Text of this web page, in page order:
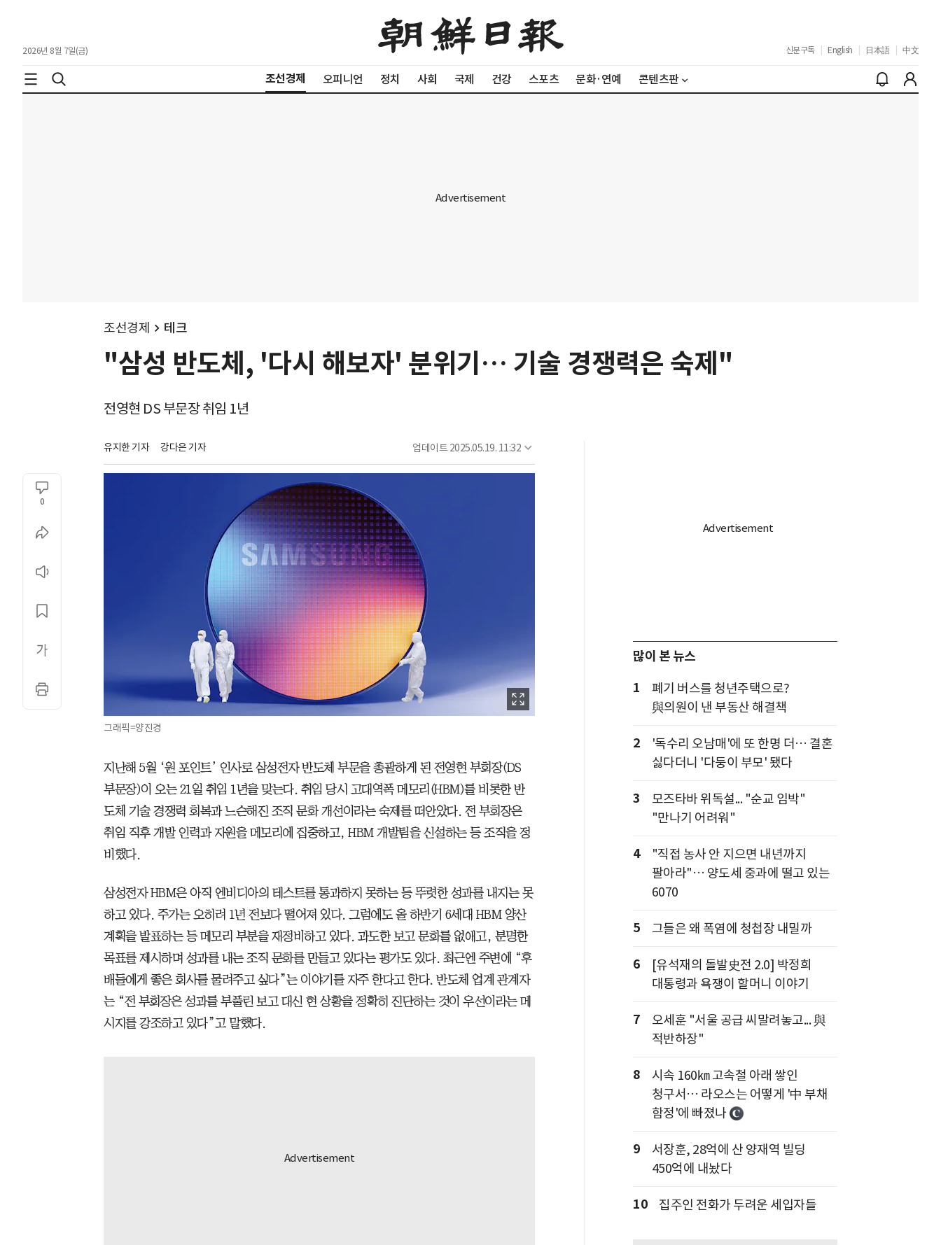
2026년 8월 7일(금) 신문구독 English 日本語 中文
조선경제 오피니언 정치 사회 국제 건강 스포츠 문화·연예 콘텐츠판
조선경제 테크
"삼성 반도체, '다시 해보자' 분위기… 기술 경쟁력은 숙제"
전영현 DS 부문장 취임 1년
유지한 기자 강다은 기자 업데이트 2025.05.19. 11:32
0
그래픽=양진경
지난해 5월 ‘원 포인트’ 인사로 삼성전자 반도체 부문을 총괄하게 된 전영현 부회장(DS
부문장)이 오는 21일 취임 1년을 맞는다. 취임 당시 고대역폭 메모리(HBM)를 비롯한 반
도체 기술 경쟁력 회복과 느슨해진 조직 문화 개선이라는 숙제를 떠안았다. 전 부회장은
취임 직후 개발 인력과 자원을 메모리에 집중하고, HBM 개발팀을 신설하는 등 조직을 정
비했다.
삼성전자 HBM은 아직 엔비디아의 테스트를 통과하지 못하는 등 뚜렷한 성과를 내지는 못
하고 있다. 주가는 오히려 1년 전보다 떨어져 있다. 그럼에도 올 하반기 6세대 HBM 양산
계획을 발표하는 등 메모리 부분을 재정비하고 있다. 과도한 보고 문화를 없애고, 분명한
목표를 제시하며 성과를 내는 조직 문화를 만들고 있다는 평가도 있다. 최근엔 주변에 “후
배들에게 좋은 회사를 물려주고 싶다”는 이야기를 자주 한다고 한다. 반도체 업계 관계자
는 “전 부회장은 성과를 부풀린 보고 대신 현 상황을 정확히 진단하는 것이 우선이라는 메
시지를 강조하고 있다”고 말했다.
많이 본 뉴스
1
폐기 버스를 청년주택으로?
與의원이 낸 부동산 해결책
2
'독수리 오남매'에 또 한명 더… 결혼
싫다더니 '다둥이 부모' 됐다
3
모즈타바 위독설... "순교 임박"
"만나기 어려워"
4
"직접 농사 안 지으면 내년까지
팔아라"… 양도세 중과에 떨고 있는
6070
5 그들은 왜 폭염에 청첩장 내밀까
6
[유석재의 돌발史전 2.0] 박정희
대통령과 욕쟁이 할머니 이야기
7
오세훈 "서울 공급 씨말려놓고... 與
적반하장"
8
시속 160㎞ 고속철 아래 쌓인
청구서… 라오스는 어떻게 '中 부채
함정'에 빠졌나
9
서장훈, 28억에 산 양재역 빌딩
450억에 내놨다
10 집주인 전화가 두려운 세입자들